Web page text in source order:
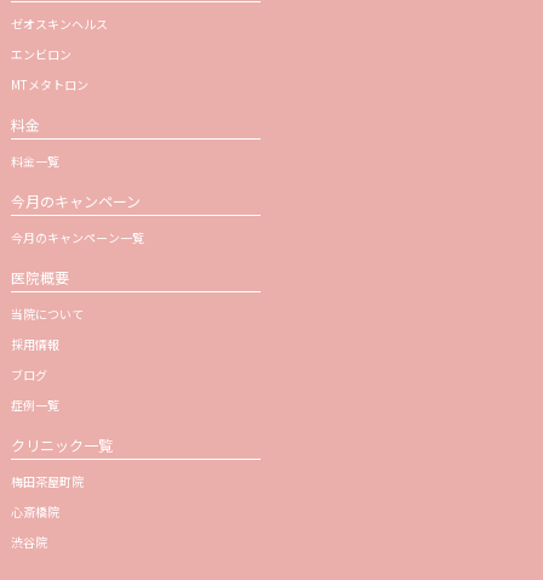
ゼオスキンヘルス
エンビロン
MTメタトロン
料金
料金一覧
今月のキャンペーン
今月のキャンペーン一覧
医院概要
当院について
採用情報
ブログ
症例一覧
クリニック一覧
梅田茶屋町院
心斎橋院
渋谷院